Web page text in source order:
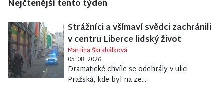
Nejčtenější tento týden
Strážníci a všímaví svědci zachránili
v centru Liberce lidský život
Martina Škrabálková
05. 08. 2026
Dramatické chvíle se odehrály v ulici
Pražská, kde byl na ze...